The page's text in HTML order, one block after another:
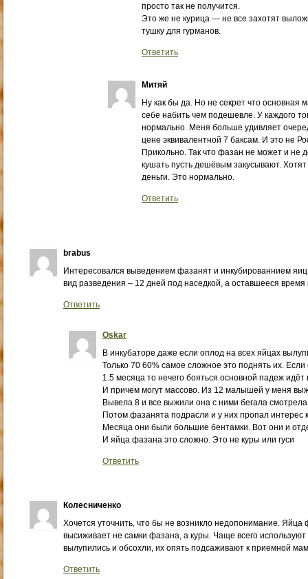
просто так не получится.
Это же не курица — не все захотят
тушку для гурманов.
Ответить
Митяй
Ну как бы да. Но не секрет что основная
себе набить чем подешевле. У каждого
нормально. Меня больше удивляет
цене эквивалентной 7 баксам. И это не
Прикольно. Так что фазан не может и не
кушать пусть дешёвым закусывают.
деньги. Это нормально.
Ответить
brabus
Интересовался выведением фазанят и инкубированнием
вид разведения – 12 дней под наседкой, а оставшееся время
Ответить
Oskar
В инкубаторе даже если оплод на всех яйцах
Только 70 60% самое сложное это поднять их.
1.5 месяца то нечего бояться.основной падеж идёт
И причем могут массово. Из 12 малышей у меня
Вывела 8 и все выжили она с ними бегала
Потом фазанята подрасли и у них пропал интерес
Месяца они были большие бентамки. Вот они и
И яйца фазана это сложно. Это не куры или гуси
Ответить
Колесниченко
Хочется уточнить, что бы не возникло недопонимание.
высиживает не самки фазана, а куры. Чаще всего используют
вылупились и обсохли, их опять подсаживают к приемной
Ответить